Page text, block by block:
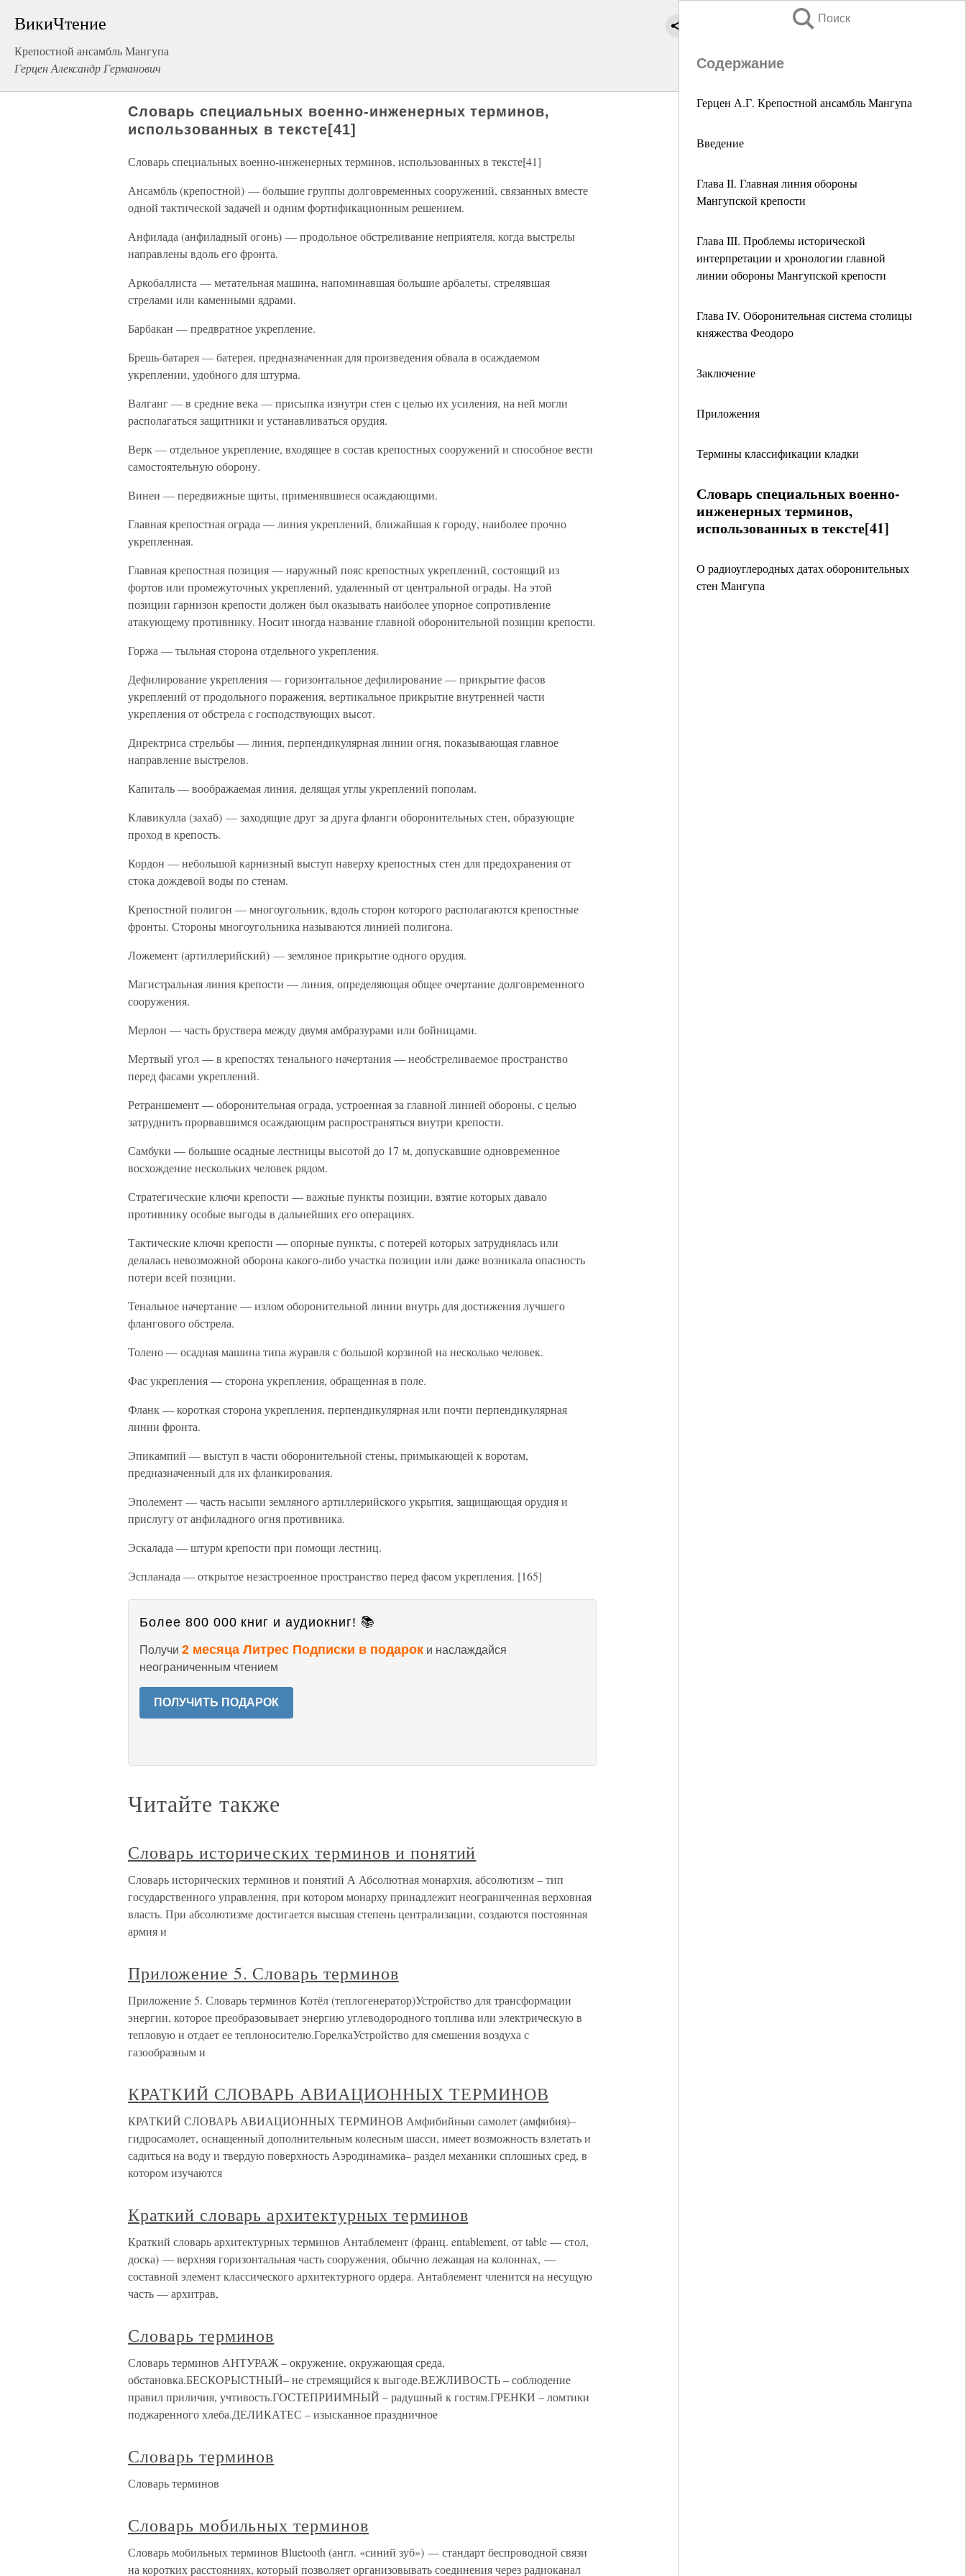
ВикиЧтение
Крепостной ансамбль Мангупа
Герцен Александр Германович
Поиск
Содержание
Герцен А.Г. Крепостной ансамбль Мангупа
Введение
Глава II. Главная линия обороны
Мангупской крепости
Глава III. Проблемы исторической
интерпретации и хронологии главной
линии обороны Мангупской крепости
Глава IV. Оборонительная система столицы
княжества Феодоро
Заключение
Приложения
Термины классификации кладки
Словарь специальных военно-
инженерных терминов,
использованных в тексте[41]
О радиоуглеродных датах оборонительных
стен Мангупа
Словарь специальных военно-инженерных терминов,
использованных в тексте[41]
Словарь специальных военно-инженерных терминов, использованных в тексте[41]
Ансамбль (крепостной) — большие группы долговременных сооружений, связанных вместе
одной тактической задачей и одним фортификационным решением.
Анфилада (анфиладный огонь) — продольное обстреливание неприятеля, когда выстрелы
направлены вдоль его фронта.
Аркобаллиста — метательная машина, напоминавшая большие арбалеты, стрелявшая
стрелами или каменными ядрами.
Барбакан — предвратное укрепление.
Брешь-батарея — батерея, предназначенная для произведения обвала в осаждаемом
укреплении, удобного для штурма.
Валганг — в средние века — присыпка изнутри стен с целью их усиления, на ней могли
располагаться защитники и устанавливаться орудия.
Верк — отдельное укрепление, входящее в состав крепостных сооружений и способное вести
самостоятельную оборону.
Винеи — передвижные щиты, применявшиеся осаждающими.
Главная крепостная ограда — линия укреплений, ближайшая к городу, наиболее прочно
укрепленная.
Главная крепостная позиция — наружный пояс крепостных укреплений, состоящий из
фортов или промежуточных укреплений, удаленный от центральной ограды. На этой
позиции гарнизон крепости должен был оказывать наиболее упорное сопротивление
атакующему противнику. Носит иногда название главной оборонительной позиции крепости.
Горжа — тыльная сторона отдельного укрепления.
Дефилирование укрепления — горизонтальное дефилирование — прикрытие фасов
укреплений от продольного поражения, вертикальное прикрытие внутренней части
укрепления от обстрела с господствующих высот.
Директриса стрельбы — линия, перпендикулярная линии огня, показывающая главное
направление выстрелов.
Капиталь — воображаемая линия, делящая углы укреплений пополам.
Клавикулла (захаб) — заходящие друг за друга фланги оборонительных стен, образующие
проход в крепость.
Кордон — небольшой карнизный выступ наверху крепостных стен для предохранения от
стока дождевой воды по стенам.
Крепостной полигон — многоугольник, вдоль сторон которого располагаются крепостные
фронты. Стороны многоугольника называются линией полигона.
Ложемент (артиллерийский) — земляное прикрытие одного орудия.
Магистральная линия крепости — линия, определяющая общее очертание долговременного
сооружения.
Мерлон — часть бруствера между двумя амбразурами или бойницами.
Мертвый угол — в крепостях тенального начертания — необстреливаемое пространство
перед фасами укреплений.
Ретраншемент — оборонительная ограда, устроенная за главной линией обороны, с целью
затруднить прорвавшимся осаждающим распространяться внутри крепости.
Самбуки — большие осадные лестницы высотой до 17 м, допускавшие одновременное
восхождение нескольких человек рядом.
Стратегические ключи крепости — важные пункты позиции, взятие которых давало
противнику особые выгоды в дальнейших его операциях.
Тактические ключи крепости — опорные пункты, с потерей которых затруднялась или
делалась невозможной оборона какого-либо участка позиции или даже возникала опасность
потери всей позиции.
Тенальное начертание — излом оборонительной линии внутрь для достижения лучшего
флангового обстрела.
Толено — осадная машина типа журавля с большой корзиной на несколько человек.
Фас укрепления — сторона укрепления, обращенная в поле.
Фланк — короткая сторона укрепления, перпендикулярная или почти перпендикулярная
линии фронта.
Эпикампий — выступ в части оборонительной стены, примыкающей к воротам,
предназначенный для их фланкирования.
Эполемент — часть насыпи земляного артиллерийского укрытия, защищающая орудия и
прислугу от анфиладного огня противника.
Эскалада — штурм крепости при помощи лестниц.
Эспланада — открытое незастроенное пространство перед фасом укрепления. [165]
Более 800 000 книг и аудиокниг! 📚
Получи 2 месяца Литрес Подписки в подарок и наслаждайся
неограниченным чтением
ПОЛУЧИТЬ ПОДАРОК
Читайте также
Словарь исторических терминов и понятий
Словарь исторических терминов и понятий А Абсолютная монархия, абсолютизм – тип
государственного управления, при котором монарху принадлежит неограниченная верховная
власть. При абсолютизме достигается высшая степень централизации, создаются постоянная
армия и
Приложение 5. Словарь терминов
Приложение 5. Словарь терминов Котёл (теплогенератор)Устройство для трансформации
энергии, которое преобразовывает энергию углеводородного топлива или электрическую в
тепловую и отдает ее теплоносителю.ГорелкаУстройство для смешения воздуха с
газообразным и
КРАТКИЙ СЛОВАРЬ АВИАЦИОННЫХ ТЕРМИНОВ
КРАТКИЙ СЛОВАРЬ АВИАЦИОННЫХ ТЕРМИНОВ Амфибийныи самолет (амфибия)–
гидросамолет, оснащенный дополнительным колесным шасси, имеет возможность взлетать и
садиться на воду и твердую поверхность Аэродинамика– раздел механики сплошных сред, в
котором изучаются
Краткий словарь архитектурных терминов
Краткий словарь архитектурных терминов Антаблемент (франц. entablement, от table — стол,
доска) — верхняя горизонтальная часть сооружения, обычно лежащая на колоннах, —
составной элемент классического архитектурного ордера. Антаблемент членится на несущую
часть — архитрав,
Словарь терминов
Словарь терминов АНТУРАЖ – окружение, окружающая среда,
обстановка.БЕСКОРЫСТНЫЙ– не стремящийся к выгоде.ВЕЖЛИВОСТЬ – соблюдение
правил приличия, учтивость.ГОСТЕПРИИМНЫЙ – радушный к гостям.ГРЕНКИ – ломтики
поджаренного хлеба.ДЕЛИКАТЕС – изысканное праздничное
Словарь терминов
Словарь терминов
Словарь мобильных терминов
Словарь мобильных терминов Bluetooth (англ. «синий зуб») — стандарт беспроводной связи
на коротких расстояниях, который позволяет организовывать соединения через радиоканал